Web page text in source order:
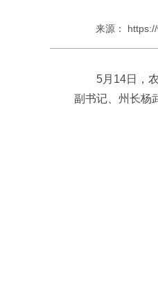
来源：
5月14日，
副书记、州长杨